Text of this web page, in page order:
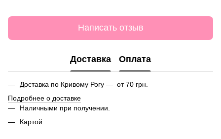
Написать отзыв
Доставка Оплата
Доставка по Кривому Рогу — от 70 грн.
Подробнее о доставке
Наличными при получении.
Картой